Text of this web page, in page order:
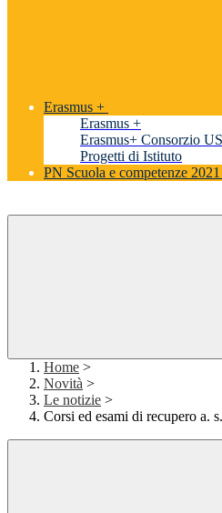
Erasmus +
Erasmus +
Erasmus+ Consorzio
Progetti di Istituto
PN Scuola e competenze
Home >
Novità >
Le notizie >
Corsi ed esami di recupero a.